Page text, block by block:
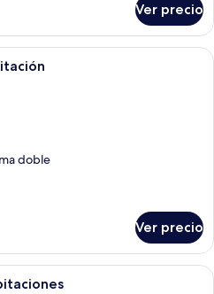
Ver precio
Escritorio, cortinas blackout y tabla
doble
Ver precio
Escritorio, cortinas blackout y tabla